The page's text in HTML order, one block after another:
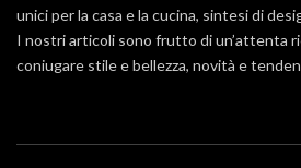
unici per la casa e la cucina, sintesi di
I nostri articoli sono frutto di un’attenta
coniugare stile e bellezza, novità e